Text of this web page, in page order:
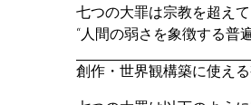
七つの大罪は宗教を超えて
“人間の弱さを象徴する普
創作・世界観構築に使え